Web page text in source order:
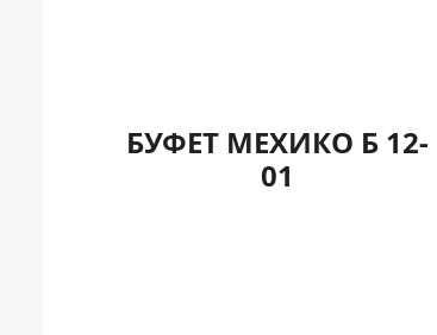
БУФЕТ МЕХИКО Б 12-
01